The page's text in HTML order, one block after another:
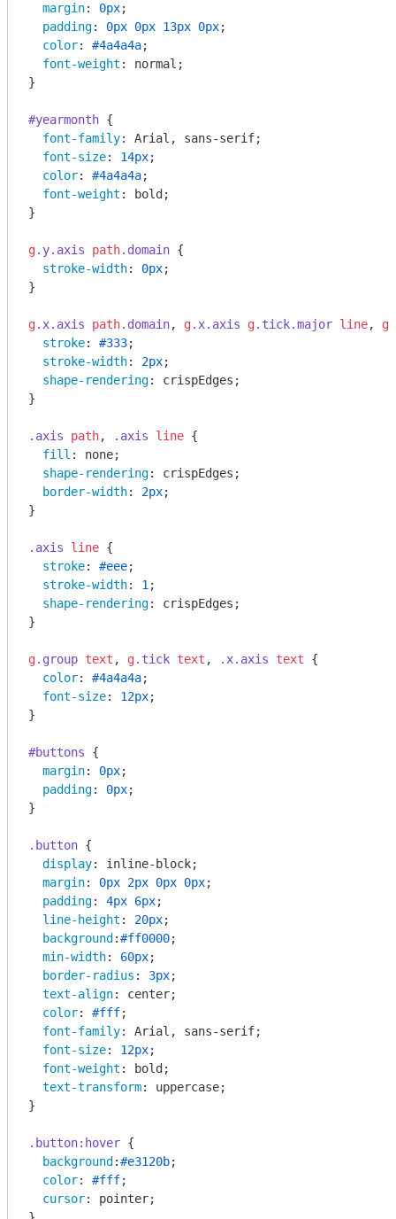
margin: 0px;
padding: 0px 0px 13px 0px;
color: #4a4a4a;
font-weight : normal;
}
#yearmonth {
font-family: Arial, sans-serif;
font-size: 14px;
color: #4a4a4a;
font-weight : bold;
}
g.y.axis path.domain {
stroke-width: 0px;
}
g.x.axis path.domain, g.x.axis g.tick.major line, g
stroke: #333;
stroke-width: 2px;
shape-rendering: crispEdges;
}
.axis path, .axis line {
fill : none;
shape-rendering: crispEdges;
border-width: 2px;
}
.axis line {
stroke: #eee;
stroke-width: 1 ;
shape-rendering: crispEdges;
}
g.group text , g.tick text , .x.axis text {
color: #4a4a4a;
font-size: 12px;
}
#buttons {
margin: 0px;
padding: 0px;
}
.button {
display: inline-block;
margin: 0px 2px 0px 0px;
padding: 4px 6px;
line-height : 20px;
background :#ff0000;
min-width: 60px;
border-radius : 3px;
text-align: center;
color: #fff;
font-family: Arial, sans-serif;
font-size: 12px;
font-weight : bold;
text-transform: uppercase;
}
.button:hover {
background :#e3120b;
color: #fff;
cursor: pointer;